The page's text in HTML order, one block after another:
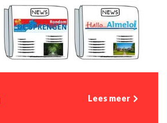
Lees meer